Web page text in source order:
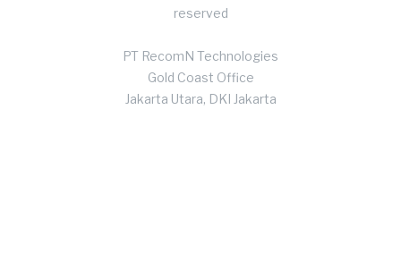
reserved
PT RecomN Technologies
Gold Coast Office
Jakarta Utara, DKI Jakarta